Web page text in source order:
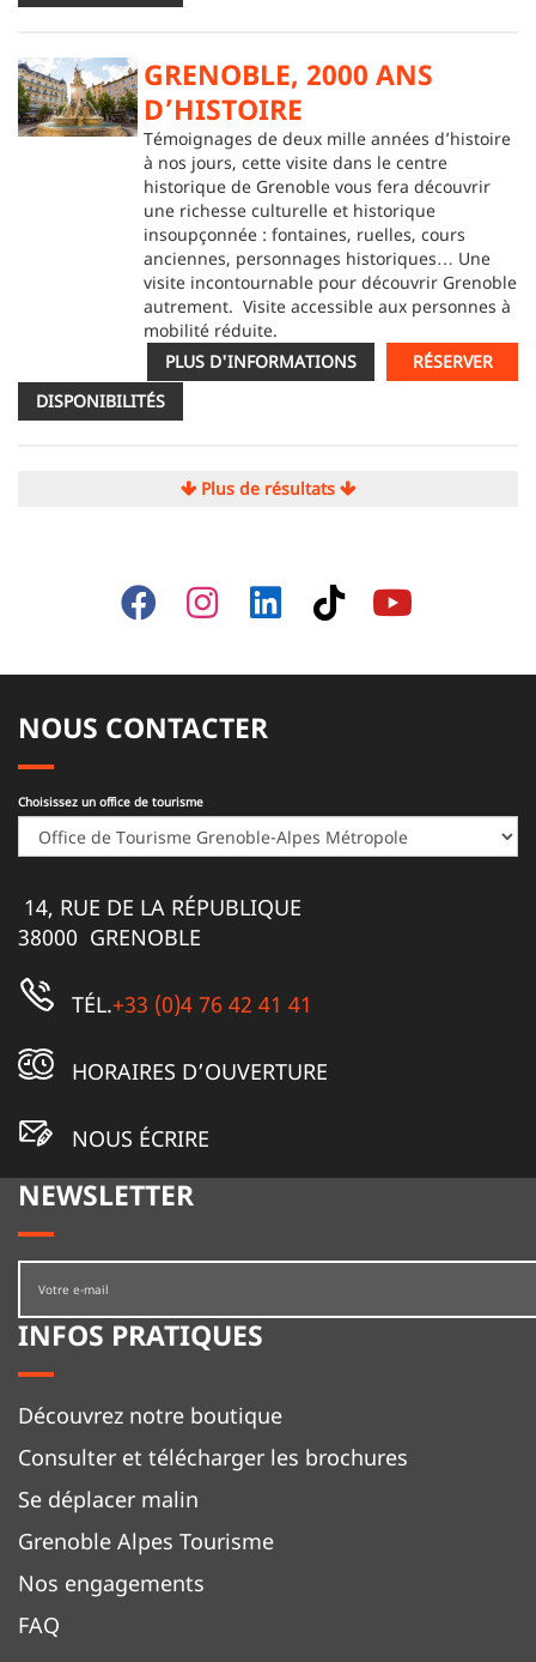
GRENOBLE, 2000 ANS
D’HISTOIRE
Témoignages de deux mille années d’histoire
à nos jours, cette visite dans le centre
historique de Grenoble vous fera découvrir
une richesse culturelle et historique
insoupçonnée : fontaines, ruelles, cours
anciennes, personnages historiques… Une
visite incontournable pour découvrir Grenoble
autrement. Visite accessible aux personnes à
mobilité réduite.
PLUS D'INFORMATIONS
RÉSERVER
DISPONIBILITÉS
Plus de résultats
NOUS CONTACTER
Choisissez un office de tourisme
14, RUE DE LA RÉPUBLIQUE
38000 GRENOBLE
TÉL.+33 (0)4 76 42 41 41
HORAIRES D’OUVERTURE
NOUS ÉCRIRE
NEWSLETTER
INFOS PRATIQUES
Découvrez notre boutique
Consulter et télécharger les brochures
Se déplacer malin
Grenoble Alpes Tourisme
Nos engagements
FAQ